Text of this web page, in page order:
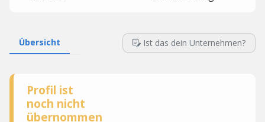
Übersicht Ist das dein Unternehmen?
Profil ist
noch nicht
übernommen